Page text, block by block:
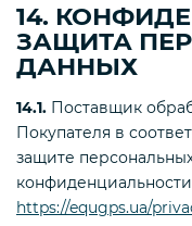
14.
ЗАЩИТА
ДАННЫХ
14.1. Поставщик
Покупателя в
защите
https://equgps.ua/